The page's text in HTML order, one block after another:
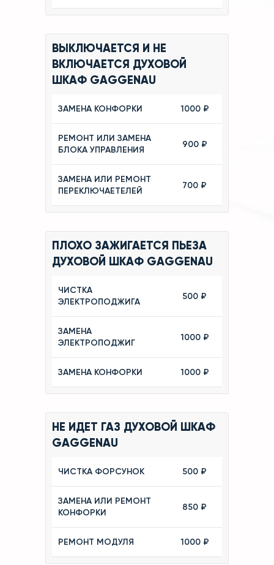
ВЫКЛЮЧАЕТСЯ И НЕ
ВКЛЮЧАЕТСЯ ДУХОВОЙ
ШКАФ GAGGENAU
ЗАМЕНА КОНФОРКИ 1000 ₽
РЕМОНТ ИЛИ ЗАМЕНА
БЛОКА УПРАВЛЕНИЯ
900 ₽
ЗАМЕНА ИЛИ РЕМОНТ
ПЕРЕКЛЮЧАЕТЕЛЕЙ
700 ₽
ПЛОХО ЗАЖИГАЕТСЯ ПЬЕЗА
ДУХОВОЙ ШКАФ GAGGENAU
ЧИСТКА
ЭЛЕКТРОПОДЖИГА
500 ₽
ЗАМЕНА
ЭЛЕКТРОПОДЖИГ
1000 ₽
ЗАМЕНА КОНФОРКИ 1000 ₽
НЕ ИДЕТ ГАЗ ДУХОВОЙ ШКАФ
GAGGENAU
ЧИСТКА ФОРСУНОК 500 ₽
ЗАМЕНА ИЛИ РЕМОНТ
КОНФОРКИ
850 ₽
РЕМОНТ МОДУЛЯ 1000 ₽